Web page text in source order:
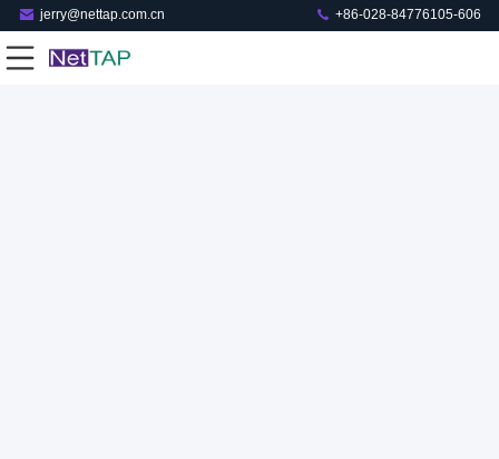
jerry@nettap.com.cn +86-028-84776105-606